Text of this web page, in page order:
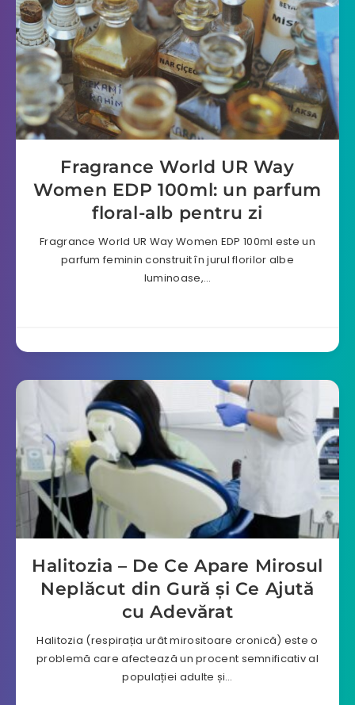
Fragrance World UR Way
Women EDP 100ml: un parfum
floral-alb pentru zi
Fragrance World UR Way Women EDP 100ml este un
parfum feminin construit în jurul florilor albe
luminoase,…
Halitozia – De Ce Apare Mirosul
Neplăcut din Gură și Ce Ajută
cu Adevărat
Halitozia (respirația urât mirositoare cronică) este o
problemă care afectează un procent semnificativ al
populației adulte și…